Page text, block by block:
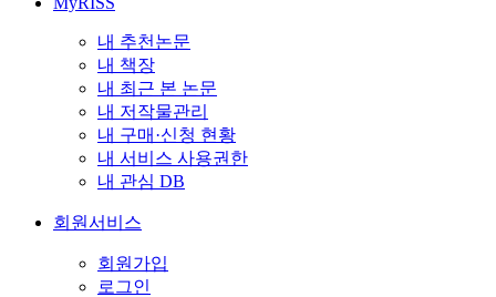
내 추천논문
내 책장
내 최근 본 논문
내 저작물관리
내 구매·신청 현황
내 서비스 사용권한
내 관심 DB
회원서비스
회원가입
로그인